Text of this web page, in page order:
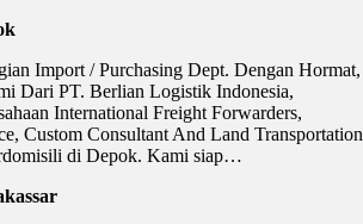
Import / Purchasing Dept. Dengan Hormat,
Dari PT. Berlian Logistik Indonesia,
International Freight Forwarders,
Custom Consultant And Land Transportation
di Depok. Kami siap…